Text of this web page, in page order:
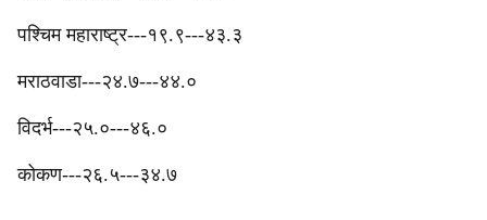
‎पश्‍चिम महाराष्ट्र---१९.९---४३.३
मराठवाडा---२४.७---४४.०
‎विदर्भ---२५.०---४६.०
‎कोकण---२६.५---३४.७